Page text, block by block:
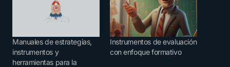
Manuales de estrategias,
instrumentos y
herramientas para la
Instrumentos de evaluación
con enfoque formativo